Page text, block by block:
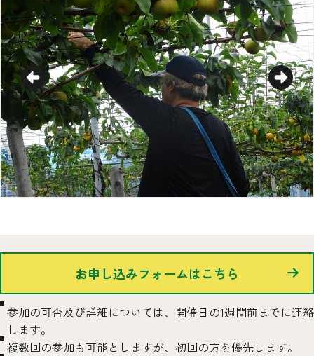
お申し込みフォームはこちら
参加の可否及び詳細については、開催日の1週間前までに連絡
します。
複数回の参加も可能としますが、初回の方を優先します。